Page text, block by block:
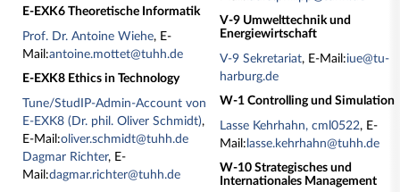
E-EXK6 Theoretische Informatik
Prof. Dr. Antoine Wiehe, E-
Mail:antoine.mottet@tuhh.de
E-EXK8 Ethics in Technology
Tune/StudIP-Admin-Account von
E-EXK8 (Dr. phil. Oliver Schmidt),
E-Mail:oliver.schmidt@tuhh.de
Dagmar Richter, E-
Mail:dagmar.richter@tuhh.de
V-9 Umwelttechnik und
Energiewirtschaft
V-9 Sekretariat, E-Mail:iue@tu-
harburg.de
W-1 Controlling und Simulation
Lasse Kehrhahn, cml0522, E-
Mail: lasse.kehrhahn@tuhh.de
W-10 Strategisches und
Internationales Management